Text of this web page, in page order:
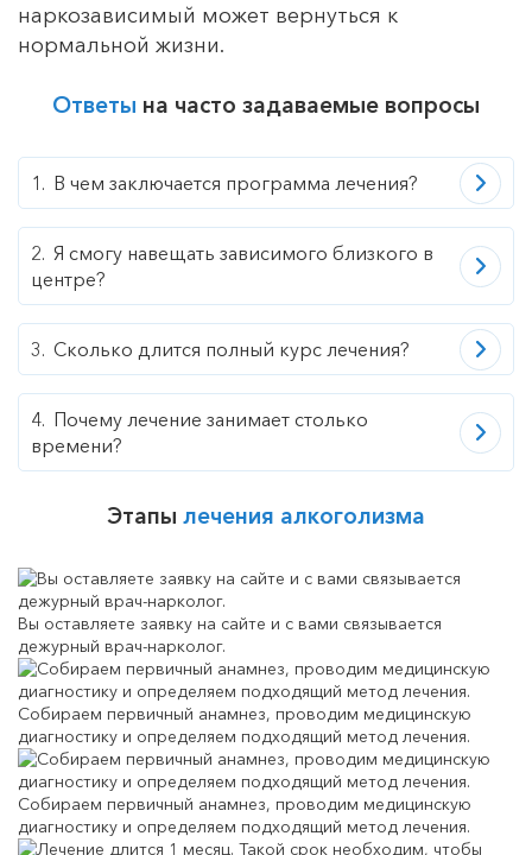
наркозависимый может вернуться к
нормальной жизни.
Ответы на часто задаваемые вопросы
В чем заключается программа лечения?
Я смогу навещать зависимого близкого в
центре?
Сколько длится полный курс лечения?
Почему лечение занимает столько
времени?
Этапы лечения алкоголизма
Вы оставляете заявку на сайте и с вами связывается
дежурный врач-нарколог.
Собираем первичный анамнез, проводим медицинскую
диагностику и определяем подходящий метод лечения.
Собираем первичный анамнез, проводим медицинскую
диагностику и определяем подходящий метод лечения.